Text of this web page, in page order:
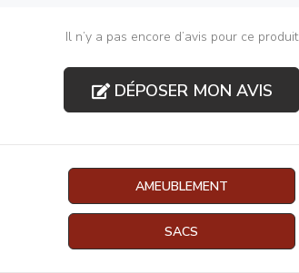
Il n’y a pas encore d’avis pour ce produit
DÉPOSER MON AVIS
AMEUBLEMENT
SACS